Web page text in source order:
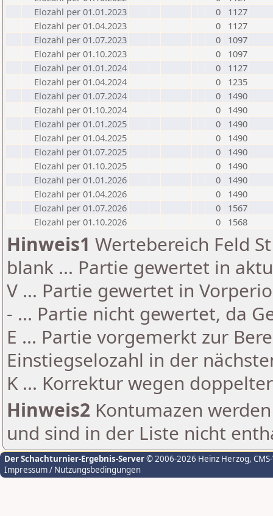
Elozahl per 01.01.2023
0
1127
Elozahl per 01.04.2023
0
1127
Elozahl per 01.07.2023
0
1097
Elozahl per 01.10.2023
0
1097
Elozahl per 01.01.2024
0
1127
Elozahl per 01.04.2024
0
1235
Elozahl per 01.07.2024
0
1490
Elozahl per 01.10.2024
0
1490
Elozahl per 01.01.2025
0
1490
Elozahl per 01.04.2025
0
1490
Elozahl per 01.07.2025
0
1490
Elozahl per 01.10.2025
0
1490
Elozahl per 01.01.2026
0
1490
Elozahl per 01.04.2026
0
1490
Elozahl per 01.07.2026
0
1567
Elozahl per 01.10.2026
0 1568
Hinweis1 Wertebereich Feld
blank ... Partie gewertet in
V ... Partie gewertet in
- ... Partie nicht gewertet, da
E ... Partie vorgemerkt zur
Einstiegselozahl in der
K ... Korrektur wegen
Hinweis2 Kontumazen
und sind in der Liste nicht
Der Schachturnier-Ergebnis-Server© 2006-2026 Heinz Herzog,
Impressum / Nutzungsbedingungen